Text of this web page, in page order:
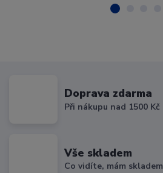
Doprava zdarma
Při nákupu nad 1500 Kč
Vše skladem
Co vidíte, mám skladem